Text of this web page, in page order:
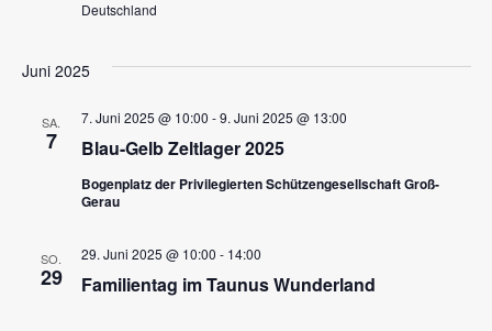
n
Deutschland
Juni 2025
SA.
7 Blau-Gelb Zeltlager 2025
7. Juni 2025 @ 10:00 -9. Juni 2025 @ 13:00
Bogenplatz der Privilegierten Schützengesellschaft Groß-
Gerau
SO.
29 Familientag im Taunus Wunderland
29. Juni 2025 @ 10:00 - 14:00